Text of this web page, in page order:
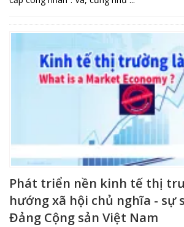
Phát triển nền kinh tế thị
hướng xã hội chủ nghĩa - sự
Đảng Cộng sản Việt Nam